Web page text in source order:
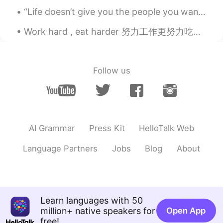
Ana Andersen
EN
Wow! Esos colores 😍
@Kwhr Herrojusually by 10:30 but in the
winter I sleep more
ES EN
Creo que soy un poco rara porque
aún cuando era joven no me gustaba
aun cuando era joven no me gustaba
quedarme despierta después de la
“Life doesn’t give you the people you want. It gives you the people you need. To help you, to hur...
Work hard , eat harder 努力工作更努力吃饭 🥖🥖😁😁🍗🍗 晚餐我做了Chicken Parmesan Sandwich and a salad 搜搜搜 Good！！ ...
Follow us
AI Grammar Press Kit HelloTalk Web
Language Partners Jobs Blog About
Learn languages with 50
million+ native speakers for
Open App